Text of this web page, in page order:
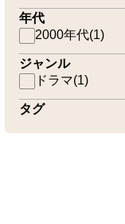
年代
2000年代(1)
ジャンル
ドラマ(1)
タグ